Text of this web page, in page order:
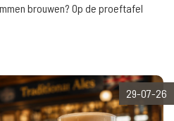
brouwen? Op de proeftafel
29-07-26